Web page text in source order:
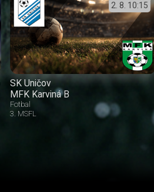
2. 8. 10:15
SK Uničov
MFK Karviná B
Fotbal
3. MSFL